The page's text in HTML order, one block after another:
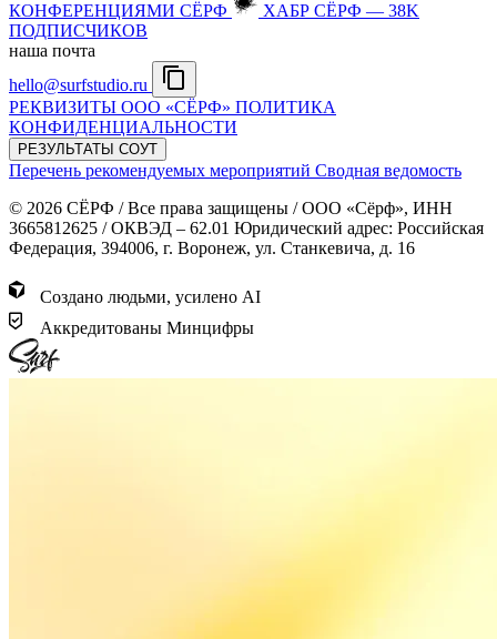
КОНФЕРЕНЦИЯМИ СЁРФ
ХАБР СЁРФ — 38K
ПОДПИСЧИКОВ
наша почта
hello@surfstudio.ru
РЕКВИЗИТЫ ООО «СЁРФ» ПОЛИТИКА
КОНФИДЕНЦИАЛЬНОСТИ
РЕЗУЛЬТАТЫ СОУТ
Перечень рекомендуемых мероприятий Сводная ведомость
© 2026 СЁРФ / Все права защищены / ООО «Сёрф», ИНН
3665812625 / ОКВЭД – 62.01 Юридический адрес: Российская
Федерация, 394006, г. Воронеж, ул. Станкевича, д. 16
Создано людьми, усилено AI
Аккредитованы Минцифры